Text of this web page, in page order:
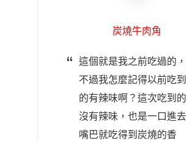
炭燒牛肉角
這個就是我之前吃過的，
不過我怎麼記得以前吃到
的有辣味啊？這次吃到的
沒有辣味，也是一口進去
嘴巴就吃得到炭燒的香